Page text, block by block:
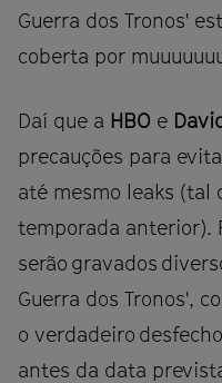
Guerra dos Tronos'
coberta por
Daí que a HBO e
precauções para
até mesmo leaks (tal
temporada anterior).
serão gravados
Guerra dos Tronos',
o verdadeiro
antes da data